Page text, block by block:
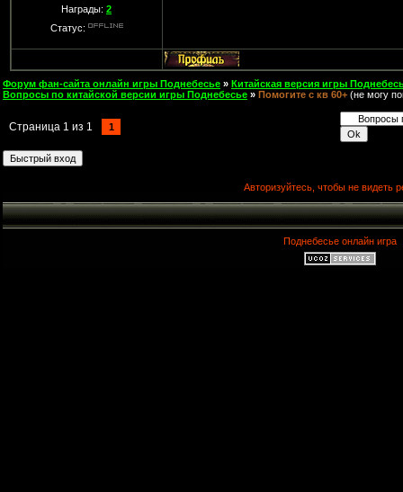
Награды: 2
Статус:
Форум фан-сайта онлайн игры Поднебесье » Китайская версия игры
Вопросы по китайской версии игры Поднебесье » Помогите с кв 60+ (не могу
Страница 1 из 1 1
Авторизуйтесь, чтобы не видеть
Поднебесье онлайн игра